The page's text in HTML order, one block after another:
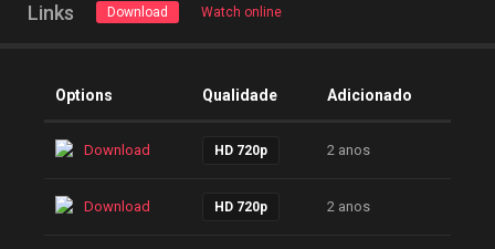
Links Download Watch online
Options Qualidade Adicionado
Download HD 720p 2 anos
Download HD 720p 2 anos